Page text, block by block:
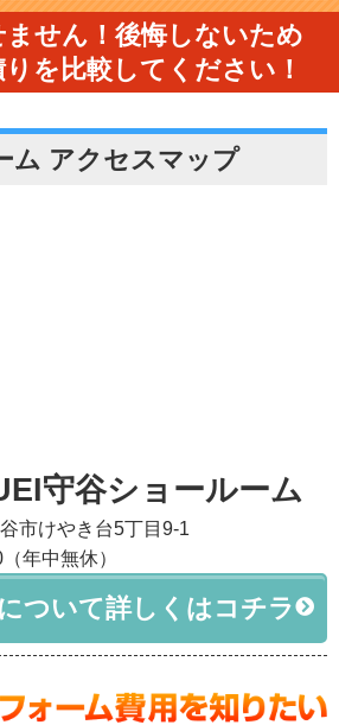
せん！後悔しないため
を比較してください！
ム アクセスマップ
守谷ショールーム
市けやき台5丁目9-1
年中無休）
ついて詳しくはコチラ